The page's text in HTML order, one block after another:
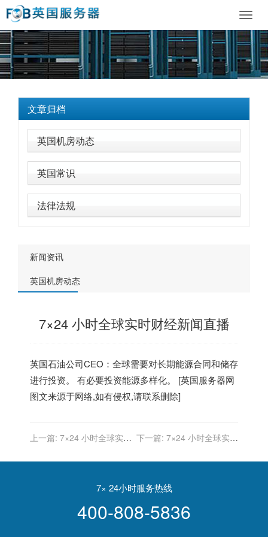
文章归档
英国机房动态
英国常识
法律法规
新闻资讯
英国机房动态
7×24 小时全球实时财经新闻直播
英国石油公司CEO：全球需要对长期能源合同和储存
进行投资。 有必要投资能源多样化。 [英国服务器网
图文来源于网络,如有侵权,请联系删除]
上一篇: 7×24 小时全球实时 下一篇: 7×24 小时全球实时
7× 24小时服务热线
400-808-5836